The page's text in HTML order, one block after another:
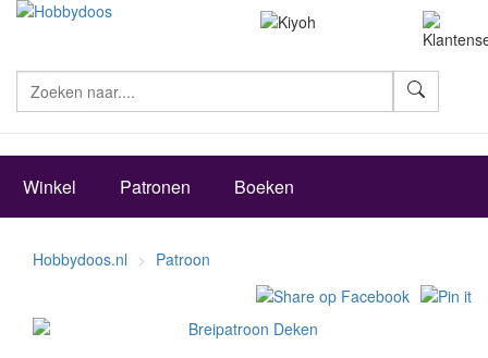
Winkel Patronen Boeken
Hobbydoos.nl Patroon